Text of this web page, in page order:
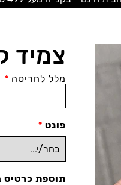
צמיד
מלל לחריטה *
פונט *
תוספת כרטיס